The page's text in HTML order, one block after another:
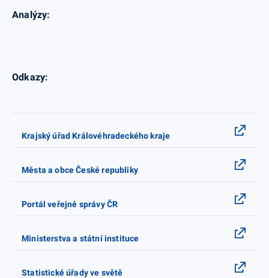
Analýzy:
Odkazy:
Krajský úřad Královéhradeckého kraje
Města a obce České republiky
Portál veřejné správy ČR
Ministerstva a státní instituce
Statistické úřady ve světě